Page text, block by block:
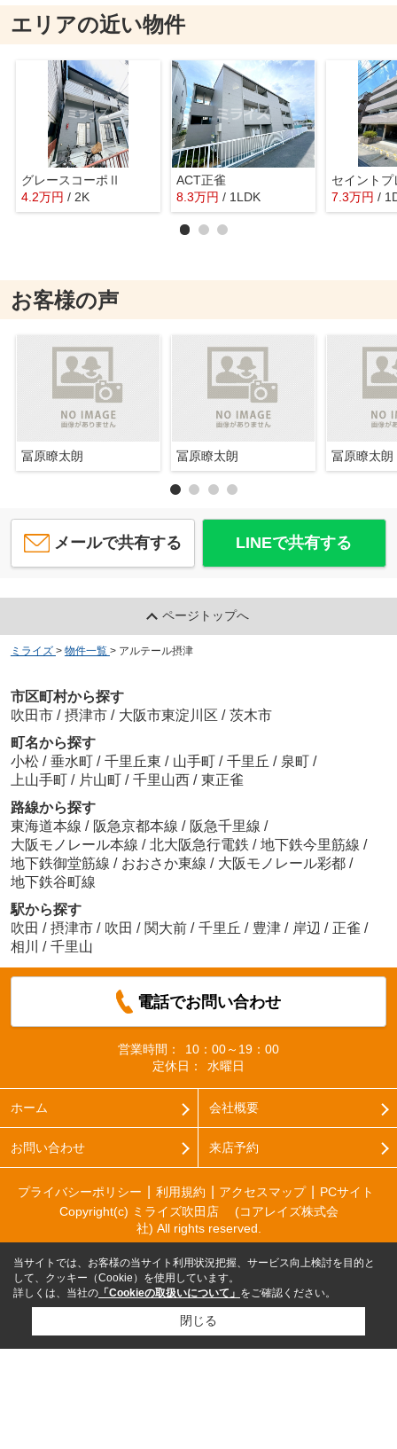
エリアの近い物件
グレースコーポⅡ
4.2万円 / 2K
ACT正雀
8.3万円 / 1LDK
セイントプ
7.3万円 /
お客様の声
冨原瞭太朗 冨原瞭太朗 冨原瞭太朗
メールで共有する LINEで共有する
ページトップへ
ミライズ > 物件一覧 > アルテール摂津
市区町村から探す
吹田市 / 摂津市 / 大阪市東淀川区 / 茨木市
町名から探す
小松 / 垂水町 / 千里丘東 / 山手町 / 千里丘 / 泉町 /
上山手町 / 片山町 / 千里山西 / 東正雀
路線から探す
東海道本線 / 阪急京都本線 / 阪急千里線 /
大阪モノレール本線 / 北大阪急行電鉄 / 地下鉄今里筋線 /
地下鉄御堂筋線 / おおさか東線 / 大阪モノレール彩都 /
地下鉄谷町線
駅から探す
吹田 / 摂津市 / 吹田 / 関大前 / 千里丘 / 豊津 / 岸辺 / 正雀 /
相川
/ 千里山
電話でお問い合わせ
営業時間：
10：00～19：00
定休日：
水曜日
ホーム 会社概要
お問い合わせ 来店予約
プライバシーポリシー 利用規約 アクセスマップ
PCサイト
Copyright(c) ミライズ吹田店 (コアレイズ株式会
社) All rights reserved.
当サイトでは、お客様の当サイト利用状況把握、サービス向上検討を目的と
して、クッキー（Cookie）を使用しています。
詳しくは、当社の 「Cookieの取扱いについて」 をご確認ください。
閉じる